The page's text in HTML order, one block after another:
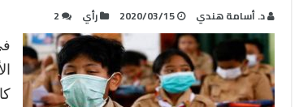
د. أسامة هندي 2020/03/15 رأي 2